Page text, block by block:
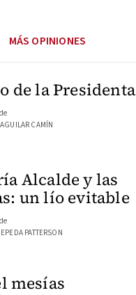
MÁS OPINIONES
de la Presidenta
CAMÍN
Alcalde y las
un lío evitable
PATTERSON
mesías